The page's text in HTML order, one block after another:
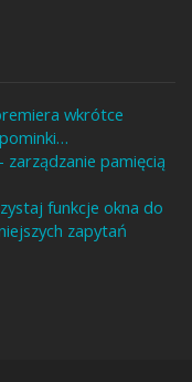
wkrótce
zarządzanie pamięcią
funkcje okna do
zapytań